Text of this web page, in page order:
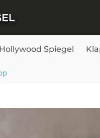
Hollywood Spiegel
Ecken und